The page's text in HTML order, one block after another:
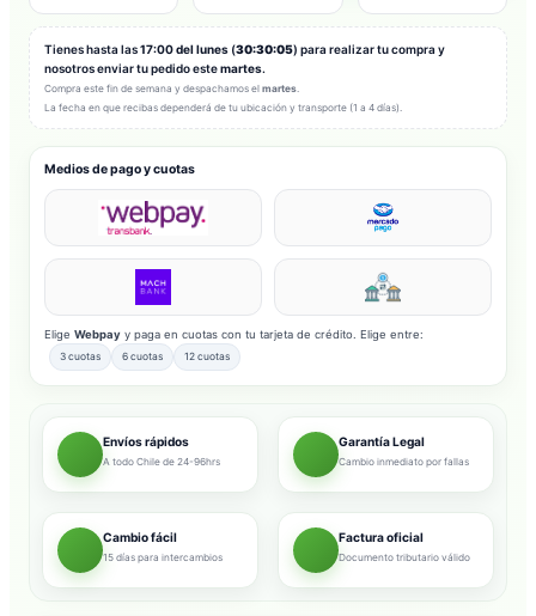
Tienes hasta las17:00 del lunes (30:30:03) para realizar tu compra y
nosotros enviar tu pedido estemartes.
Compra este fin de semana y despachamos el martes
La fecha en que recibas dependerá de tu ubicación y transporte (1 a 4 días).
Medios de pago y cuotas
Elige Webpay y paga en cuotas con tu tarjeta de crédito. Elige entre:
3 cuotas 6 cuotas 12 cuotas
Envíos rápidos
A todo Chile de 24-96hrs
Garantía Legal
Cambio inmediato por fallas
Cambio fácil
15 días para intercambios
Factura oficial
Documento tributario válido